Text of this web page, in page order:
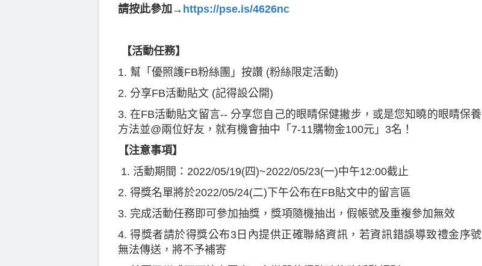
請按此參加→ https://pse.is/4626nc
【活動任務】
1. 幫「優照護FB粉絲團」按讚 (粉絲限定活動)
2. 分享FB活動貼文 (記得設公開)
3. 在FB活動貼文留言-- 分享您自己的眼睛保健撇步，或是您知曉的眼睛保養
方法並@兩位好友，就有機會抽中「7-11購物金100元」3名！
【注意事項】
1. 活動期間：2022/05/19(四)~2022/05/23(一)中午12:00截止
2. 得獎名單將於2022/05/24(二)下午公布在FB貼文中的留言區
3. 完成活動任務即可參加抽獎，獎項隨機抽出，假帳號及重複參加無效
4. 得獎者請於得獎公布3日內提供正確聯絡資訊，若資訊錯誤導致禮金序號
無法傳送，將不予補寄